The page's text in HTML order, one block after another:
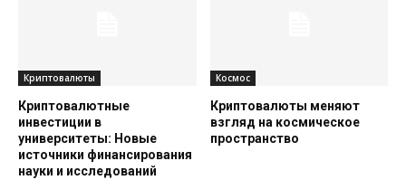
Криптовалюты
Криптовалютные
инвестиции в
университеты: Новые
источники финансирования
науки и исследований
Космос
Криптовалюты меняют
взгляд на космическое
пространство